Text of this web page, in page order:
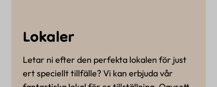
Lokaler
Letar ni efter den perfekta lokalen för just
ert speciellt tillfälle? Vi kan erbjuda vår